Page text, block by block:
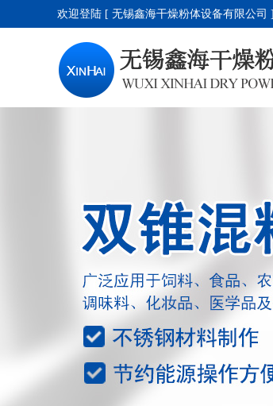
欢迎登陆 [ 无锡鑫海干燥粉体设备有限公司